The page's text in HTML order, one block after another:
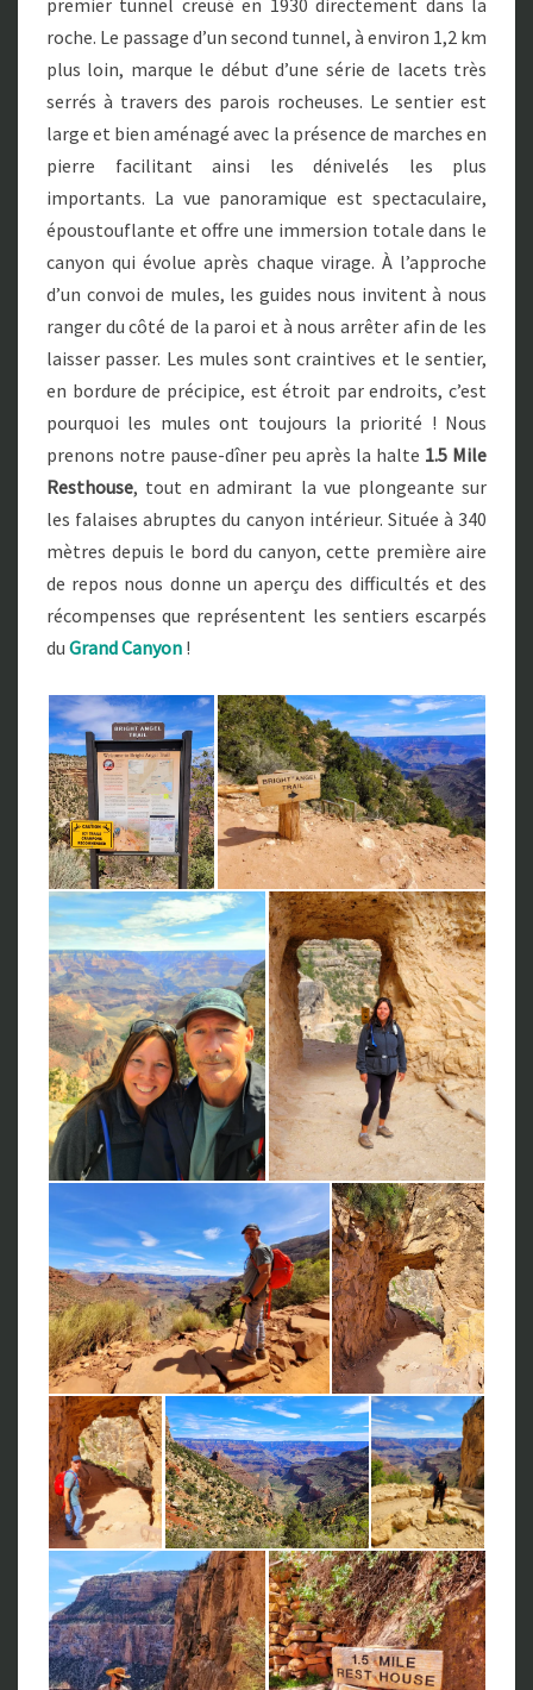
premier tunnel creusé en 1930 directement dans la
roche. Le passage d’un second tunnel, à environ 1,2 km
plus loin, marque le début d’une série de lacets très
serrés à travers des parois rocheuses. Le sentier est
large et bien aménagé avec la présence de marches en
pierre facilitant ainsi les dénivelés les plus
importants. La vue panoramique est spectaculaire,
époustouflante et offre une immersion totale dans le
canyon qui évolue après chaque virage. À l’approche
d’un convoi de mules, les guides nous invitent à nous
ranger du côté de la paroi et à nous arrêter afin de les
laisser passer. Les mules sont craintives et le sentier,
en bordure de précipice, est étroit par endroits, c’est
pourquoi les mules ont toujours la priorité ! Nous
prenons notre pause-dîner peu après la halte 1.5 Mile
Resthouse, tout en admirant la vue plongeante sur
les falaises abruptes du canyon intérieur. Située à 340
mètres depuis le bord du canyon, cette première aire
de repos nous donne un aperçu des difficultés et des
récompenses que représentent les sentiers escarpés
du Grand Canyon !